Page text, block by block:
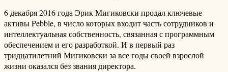
6 декабря 2016 года Эрик Мигиковски продал ключевые
активы Pebble, в число которых входит часть сотрудников и
интеллектуальная собственность, связанная с программным
обеспечением и его разработкой. И в первый раз
тридцатилетний Мигиковски за все годы своей взрослой
жизни оказался без звания директора.